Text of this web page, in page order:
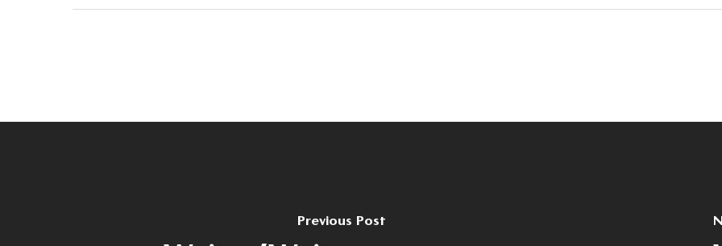
Previous Post